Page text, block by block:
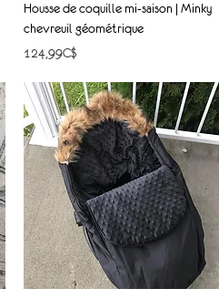
Quick View
Housse de coquille mi-saison | Minky
chevreuil géométrique
Price
124,99C$